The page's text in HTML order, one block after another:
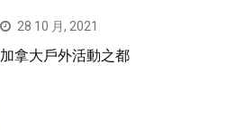
28 10 月, 2021
加拿大戶外活動之都